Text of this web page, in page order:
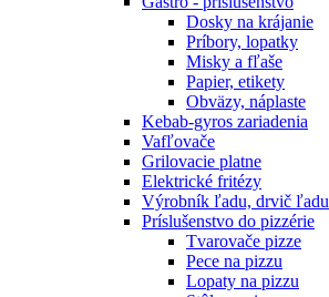
Dosky na krájanie
Príbory, lopatky
Misky a fľaše
Papier, etikety
Obväzy, náplaste
Kebab-gyros zariadenia
Vafľovače
Grilovacie platne
Elektrické fritézy
Výrobník ľadu, drvič ľadu
Príslušenstvo do pizzérie
Tvarovače pizze
Pece na pizzu
Lopaty na pizzu